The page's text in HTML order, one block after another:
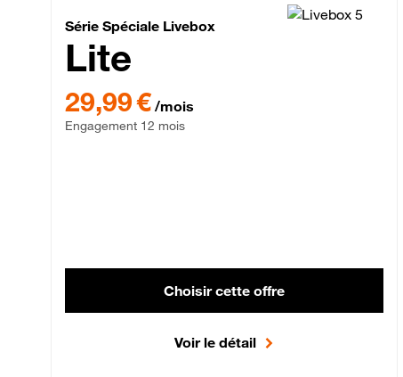
Série Spéciale Livebox
Série Spéciale Livebox
Lite
29,99 € /mois
Engagement 12 mois
Choisir cette offre
Voir le détail